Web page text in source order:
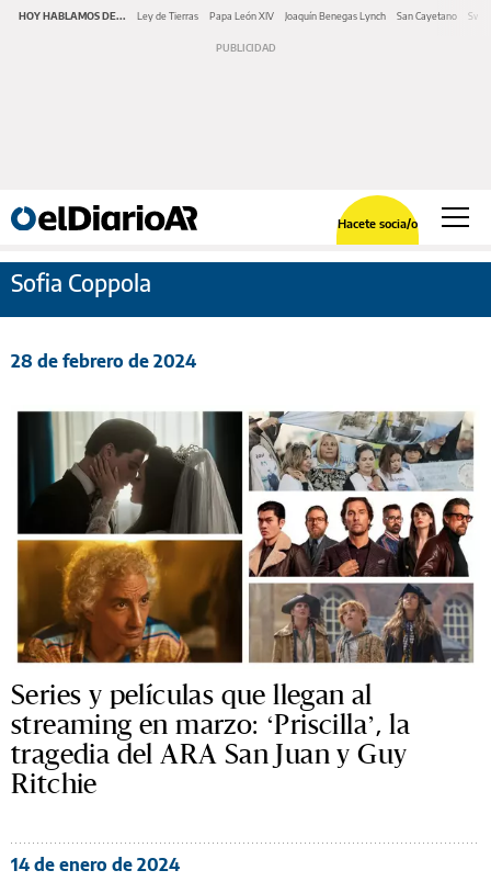
HOY HABLAMOS DE... Ley de Tierras Papa León XIV Joaquín Benegas Lynch San Cayetano
Hacete socia/o
Sofia Coppola
28 de febrero de 2024
Series y películas que llegan al
streaming en marzo: ‘Priscilla’, la
tragedia del ARA San Juan y Guy
Ritchie
14 de enero de 2024